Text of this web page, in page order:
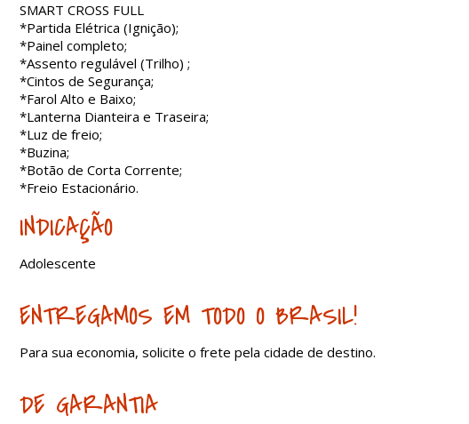
SMART CROSS FULL
*Partida Elétrica (Ignição);
*Painel completo;
*Assento regulável (Trilho) ;
*Cintos de Segurança;
*Farol Alto e Baixo;
*Lanterna Dianteira e Traseira;
*Luz de freio;
*Buzina;
*Botão de Corta Corrente;
*Freio Estacionário.
INDICAÇÃO
Adolescente
ENTREGAMOS EM TODO O BRASIL!
Para sua economia, solicite o frete pela cidade de destino.
DE GARANTIA